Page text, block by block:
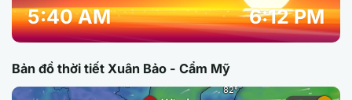
5:40 AM 6:12 PM
Bản đồ thời tiết Xuân Bảo - Cẩm Mỹ